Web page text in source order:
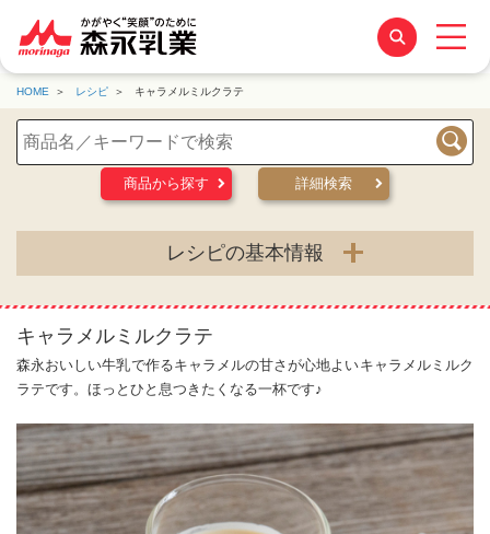
HOME レシピ キャラメルミルクラテ
検索
商品から探す
詳細検索
レシピの基本情報
キャラメルミルクラテ
森永おいしい牛乳で作るキャラメルの甘さが心地よいキャラメルミルク
ラテです。ほっとひと息つきたくなる一杯です♪